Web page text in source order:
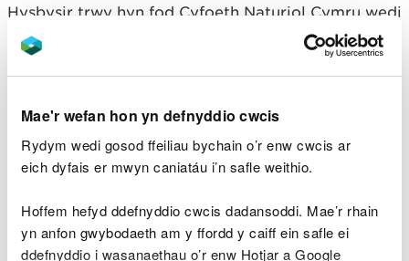
Mae'r wefan hon yn defnyddio cwcis
Rydym wedi gosod ffeiliau bychain o’r enw cwcis ar
eich dyfais er mwyn caniatáu i’n safle weithio.
Hoffem hefyd ddefnyddio cwcis dadansoddi. Mae’r rhain
yn anfon gwybodaeth am y ffordd y caiff ein safle ei
ddefnyddio i wasanaethau o’r enw Hotjar a Google
Hysbysir trwy hyn fod Cyfoeth Naturiol Cymru wedi
gwneud ei benderfyniad rheoleiddiol o dan Ddeddf
y Môr a Mynediad i'r Arfordir 2009 a Rheoliadau
Gwaith Morol (Asesu Effeithiau Amgylcheddol)
Effeithiau Amgylcheddol”) o ran y prosiect uchod.
Yn unol â Rheoliad 24 y Rheoliadau Asesu
Effeithiau Amgylcheddol a Rhan 4 o Ddeddf y Môr
Cymru wedi penderfynu rhoi cymeradwyaeth
reoleiddiol ar gyfer y prosiect yn amodol ar osod
amodau.